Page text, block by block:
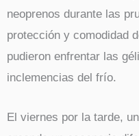
neoprenos durante las
protección y comodidad
pudieron enfrentar las
inclemencias del frío.
El viernes por la tarde,